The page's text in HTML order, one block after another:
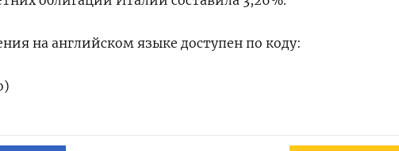
на английском языке доступен по коду: